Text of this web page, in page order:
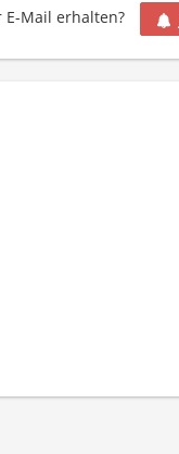
E-Mail erhalten?